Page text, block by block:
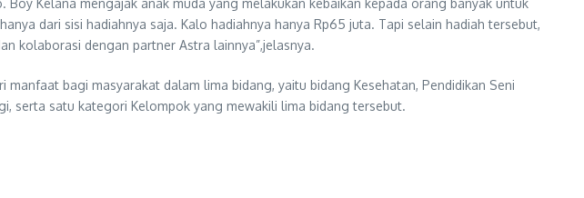
Kelana mengajak anak muda yang melakukan kebaikan kepada orang banyak untuk
dari sisi hadiahnya saja. Kalo hadiahnya hanya Rp65 juta. Tapi selain hadiah tersebut,
kolaborasi dengan partner Astra lainnya”,jelasnya.
bagi masyarakat dalam lima bidang, yaitu bidang Kesehatan, Pendidikan Seni
serta satu kategori Kelompok yang mewakili lima bidang tersebut.